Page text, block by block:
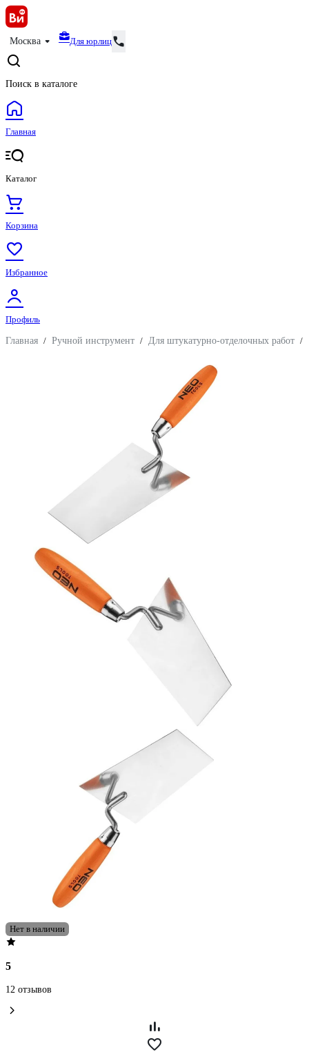
Москва Для юрлиц
Поиск в каталоге
Главная
Каталог
Корзина
Избранное
Профиль
Главная / Ручной инструмент / Для штукатурно-отделочных работ /
Нет в наличии
5
12 отзывов